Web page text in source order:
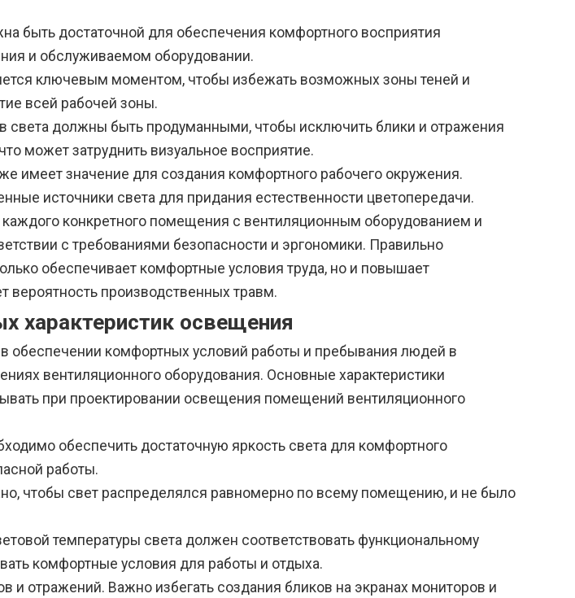
быть достаточной для обеспечения комфортного восприятия
и обслуживаемом оборудовании.
ключевым моментом, чтобы избежать возможных зоны теней и
всей рабочей зоны.
света должны быть продуманными, чтобы исключить блики и отражения
может затруднить визуальное восприятие.
имеет значение для создания комфортного рабочего окружения.
источники света для придания естественности цветопередачи.
каждого конкретного помещения с вентиляционным оборудованием и
с требованиями безопасности и эргономики. Правильно
обеспечивает комфортные условия труда, но и повышает
вероятность производственных травм.
характеристик освещения
обеспечении комфортных условий работы и пребывания людей в
вентиляционного оборудования. Основные характеристики
при проектировании освещения помещений вентиляционного
обеспечить достаточную яркость света для комфортного
работы.
чтобы свет распределялся равномерно по всему помещению, и не было
температуры света должен соответствовать функциональному
комфортные условия для работы и отдыха.
отражений. Важно избегать создания бликов на экранах мониторов и